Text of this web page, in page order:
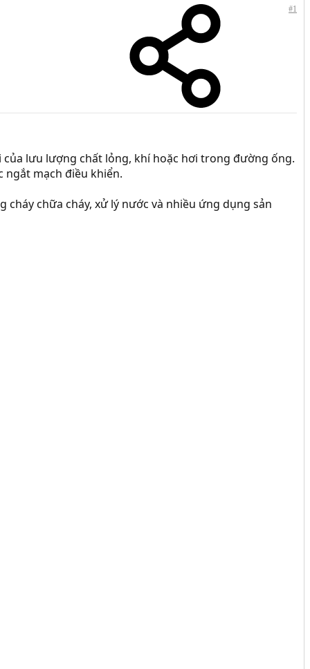
#1
lưu lượng chất lỏng, khí hoặc hơi trong đường ống.
ngắt mạch điều khiển.
chữa cháy, xử lý nước và nhiều ứng dụng sản